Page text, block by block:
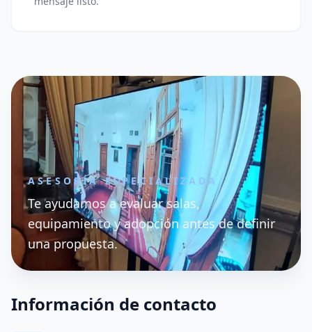
ASESORÍA ESPECIALIZADA
Te ayudamos a evaluar salas,
equipamiento y adopción antes de definir
una propuesta.
Información de contacto